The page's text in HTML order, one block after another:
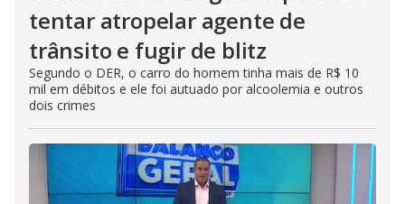
tentar atropelar agente de
trânsito e fugir de blitz
Segundo o DER, o carro do homem tinha mais de R$ 10
mil em débitos e ele foi autuado por alcoolemia e outros
dois crimes